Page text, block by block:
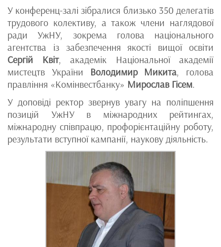
У конференц-залі зібралися близько 350 делегатів
трудового колективу, а також члени наглядової
ради УжНУ, зокрема голова національного
агентства із забезпечення якості вищої освіти
Сергій Квіт, академік Національної академії
мистецтв України
Володимир Микита, голова
правління «Комінвестбанку» Мирослав Гісем.
У доповіді ректор звернув увагу на поліпшення
позицій УжНУ в міжнародних рейтингах,
міжнародну співпрацю, профорієнтаційну роботу,
результати вступної кампанії, наукову діяльність.